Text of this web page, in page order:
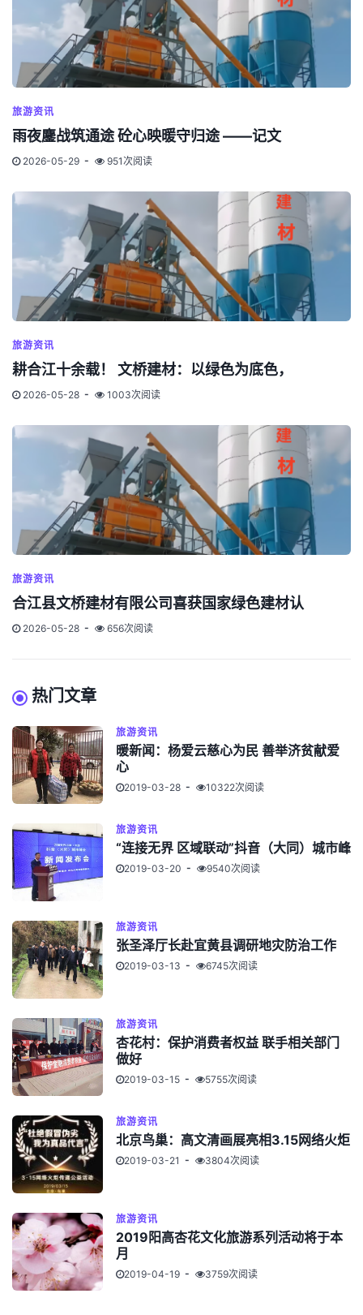
旅游资讯
雨夜鏖战筑通途 砼心映暖守归途 ——记文
2026-05-29 951次阅读
旅游资讯
耕合江十余载！ 文桥建材：以绿色为底色，
2026-05-28 1003次阅读
旅游资讯
合江县文桥建材有限公司喜获国家绿色建材认
2026-05-28 656次阅读
热门文章
旅游资讯
暖新闻：杨爱云慈心为民 善举济贫献爱
心
2019-03-28 10322次阅读
旅游资讯
“连接无界 区域联动”抖音（大同）城市峰
2019-03-20 9540次阅读
旅游资讯
张圣泽厅长赴宜黄县调研地灾防治工作
2019-03-13 6745次阅读
旅游资讯
杏花村：保护消费者权益 联手相关部门
做好
2019-03-15 5755次阅读
旅游资讯
北京鸟巢：高文清画展亮相3.15网络火炬
2019-03-21 3804次阅读
旅游资讯
2019阳高杏花文化旅游系列活动将于本
月
2019-04-19 3759次阅读